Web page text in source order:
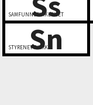
SAMFUNNSSIKKERHET
Sn
STYRENETTVERK